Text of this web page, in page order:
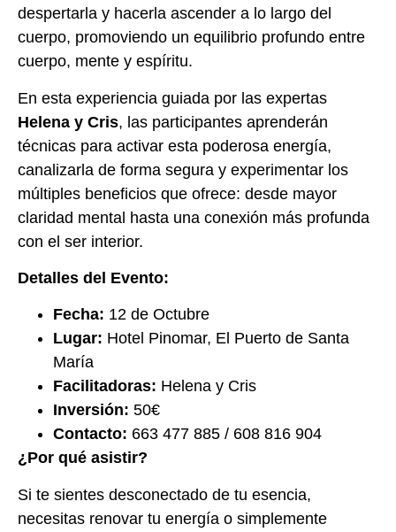
despertarla y hacerla ascender a lo largo del
cuerpo, promoviendo un equilibrio profundo entre
cuerpo, mente y espíritu.
En esta experiencia guiada por las expertas
Helena y Cris, las participantes aprenderán
técnicas para activar esta poderosa energía,
canalizarla de forma segura y experimentar los
múltiples beneficios que ofrece: desde mayor
claridad mental hasta una conexión más profunda
con el ser interior.
Detalles del Evento:
Fecha: 12 de Octubre
Lugar: Hotel Pinomar, El Puerto de Santa
María
Facilitadoras: Helena y Cris
Inversión: 50€
Contacto: 663 477 885 / 608 816 904
¿Por qué asistir?
Si te sientes desconectado de tu esencia,
necesitas renovar tu energía o simplemente